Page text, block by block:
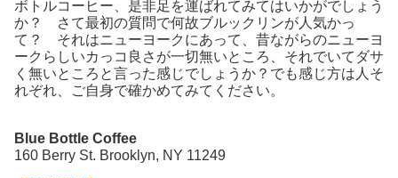
ボトルコーヒー、是非足を運ばれてみてはいかがでしょう
か？ さて最初の質問で何故ブルックリンが人気かっ
て？ それはニューヨークにあって、昔ながらのニューヨ
ークらしいカっコ良さが一切無いところ、それでいてダサ
く無いところと言った感じでしょうか？でも感じ方は人そ
れぞれ、ご自身で確かめてみてください。
Blue Bottle Coffee
160 Berry St. Brooklyn, NY 11249